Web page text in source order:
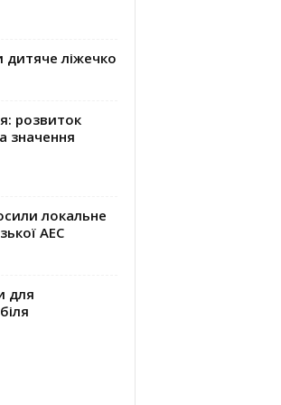
ліжечко
розвиток
значення
локальне
АЕС
для